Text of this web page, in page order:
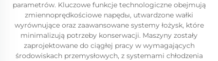
parametrów. Kluczowe funkcje technologiczne obejmują
zmiennoprędkościowe napędы, utwardzone wałki
wyrównujące oraz zaawansowane systemy łożysk, które
minimalizują potrzeby konserwacji. Maszyny zostały
zaprojektowane do ciągłej pracy w wymagających
środowiskach przemysłowych, z systemami chłodzenia